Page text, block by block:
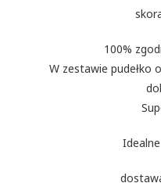
100%
W zestawie pudełko